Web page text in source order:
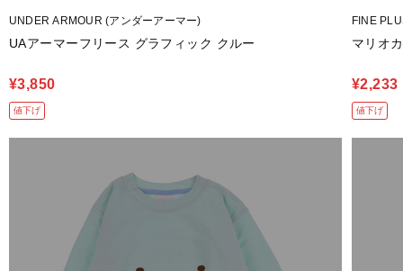
UNDER ARMOUR (アンダーアーマー)
UAアーマーフリース グラフィック クルー
¥3,850
値下げ
FINE
マリオ
¥2,233
値下げ